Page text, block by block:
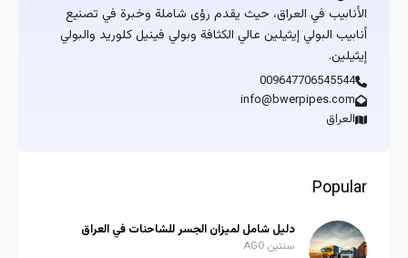
الأنابيب في العراق، حيث يقدم رؤى شاملة وخبرة في تصنيع
أنابيب البولي إيثيلين عالي الكثافة وبولي فينيل كلوريد والبولي
إيثيلين.
009647706545544
info@bwerpipes.com
العراق
Popular
دليل شامل لميزان الجسر للشاحنات في العراق
سنتين AGO